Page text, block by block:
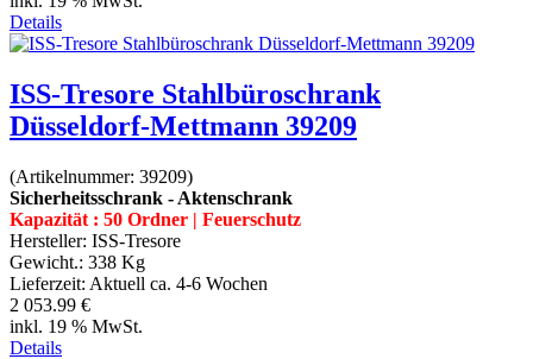
Details
ISS-Tresore Stahlbüroschrank
Düsseldorf-Mettmann 39209
(Artikelnummer: 39209)
Sicherheitsschrank - Aktenschrank
Kapazität : 50 Ordner | Feuerschutz
Hersteller: ISS-Tresore
Gewicht.: 338 Kg
Lieferzeit: Aktuell ca. 4-6 Wochen
2 053.99 €
inkl. 19 % MwSt.
Details